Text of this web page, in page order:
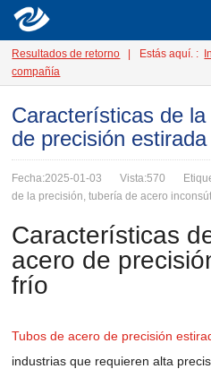
Resultados de retorno Estás aquí. :
compañía
Características de
de precisión
Fecha:2025-01-03 Vista:570
de la precisión, tubería de acero
Características
acero de
frío
Tubos de acero de precisión
industrias que requieren alta